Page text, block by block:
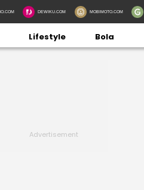
DEWIKU.COM MOBIMOTO.COM
Lifestyle Bola